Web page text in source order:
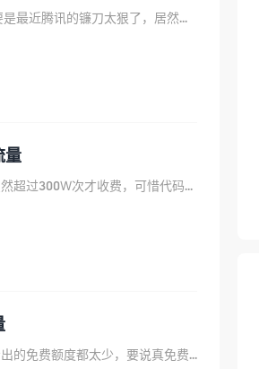
用了这么多年付费CDN，突然转免费CDN还有点不习惯。主要是最近腾讯的镰刀太狠了，居然要计费请求数，...
量
最近因腾讯云CDN将要对请求数进行计费，一直在找下家，虽然超过300W次才收费，可惜代码狗刚好超过一...
总所周知，国内的CDN必须备案，虽然也有一些免费的，但给出的免费额度都太少，要说真免费，还得是国外。...